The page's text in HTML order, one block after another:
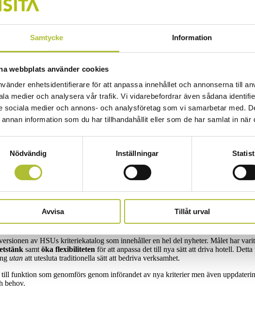
Samtycke Information
webbplats använder cookies
enhetsidentifierare för att anpassa innehållet och annonserna till
medier och analysera vår trafik. Vi vidarebefordrar även sådana
sociala medier och annons- och analysföretag som vi samarbetar med.
annan information som du har tillhandahållit eller som de har samlat in när
Nödvändig
Inställningar
Avvisa Tillåt urval
samordnad hotellklassificering bland medlemsländerna. 2009 bildades
hotellklassificeringen. Själva inspektionsverksamheten utförs av Svensk
som pågått sedan drygt femton år tillbaka. 21 länder använder systemet aktivt
från en till fem stjärnor. Hotell som erhåller extra många poäng inom
beslut om dispenser och vid behov tolkningar av kriterier. För frågor kring
av HSUs kriteriekatalog som innehåller en hel del nyheter. Målet har
samt öka flexibiliteten för att anpassa det till nya sätt att driva hotell.
utan att utesluta traditionella sätt att bedriva verksamhet.
funktion som genomförs genom införandet av nya kriterier men även
behov.